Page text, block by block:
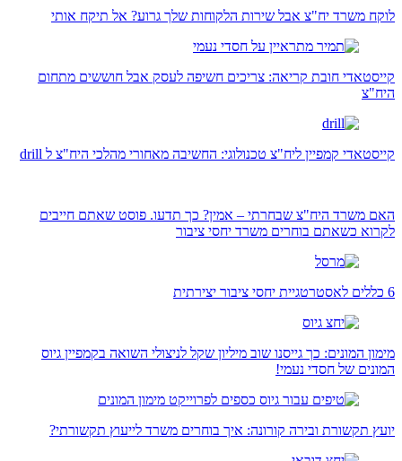
לוקח משרד יח"צ אבל שירות הלקוחות שלך גרוע? אל תיקח אותי
קייסטאדי חובת קריאה: צריכים חשיפה לעסק אבל חוששים מתחום
היח"צ
קייסטאדי קמפיין ליח"צ טכנולוגי: החשיבה מאחורי מהלכי היח"צ ל drill
האם משרד היח"צ שבחרתי – אמין? כך תדעו. פוסט שאתם חייבים
לקרוא כשאתם בוחרים משרד יחסי ציבור
6 כללים לאסטרטגיית יחסי ציבור יצירתית
מימון המונים: כך גייסנו שוב מיליון שקל לניצולי השואה בקמפיין גיוס
המונים של חסדי נעמי!
יועץ תקשורת ובירה קורונה: איך בוחרים משרד לייעוץ תקשורתי?